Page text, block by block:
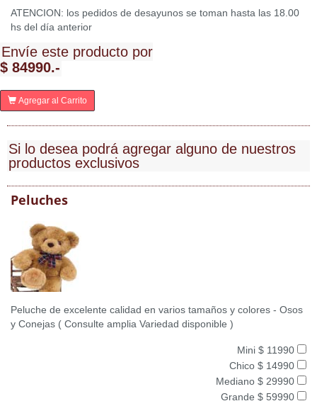
ATENCION: los pedidos de desayunos se toman hasta las 18.00
hs del día anterior
Envíe este producto por
$ 84990.-
Agregar al Carrito
Si lo desea podrá agregar alguno de nuestros
productos exclusivos
Peluches
Peluche de excelente calidad en varios tamaños y colores - Osos
y Conejas ( Consulte amplia Variedad disponible )
Mini $ 11990
Chico $ 14990
Mediano $ 29990
Grande $ 59990